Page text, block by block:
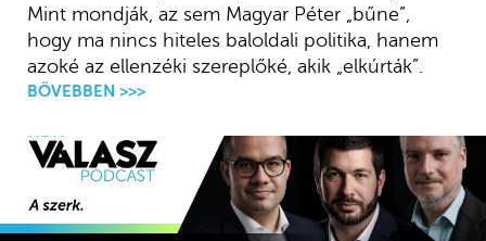
Mint mondják, az sem Magyar Péter „bűne”,
hogy ma nincs hiteles baloldali politika, hanem
azoké az ellenzéki szereplőké, akik „elkúrták”.
BŐVEBBEN >>>